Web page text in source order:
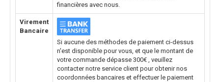
financières avec nous.
Virement
Bancaire
Si aucune des méthodes de paiement ci-dessus
n'est disponible pour vous, et que le montant de
votre commande dépasse 300€ , veuillez
contacter notre service client pour obtenir nos
coordonnées bancaires et effectuer le paiement